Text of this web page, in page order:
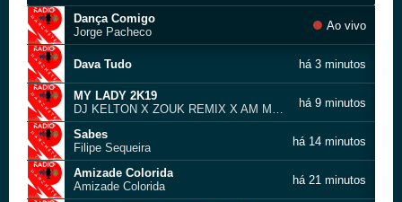
Dança Comigo
Jorge Pacheco
Ao vivo
Dava Tudo há 3 minutos
MY LADY 2K19
DJ KELTON X ZOUK REMIX X AM MOTI BOI NEE
há 9 minutos
Sabes
Filipe Sequeira
há 14 minutos
Amizade Colorida
Amizade Colorida
há 21 minutos